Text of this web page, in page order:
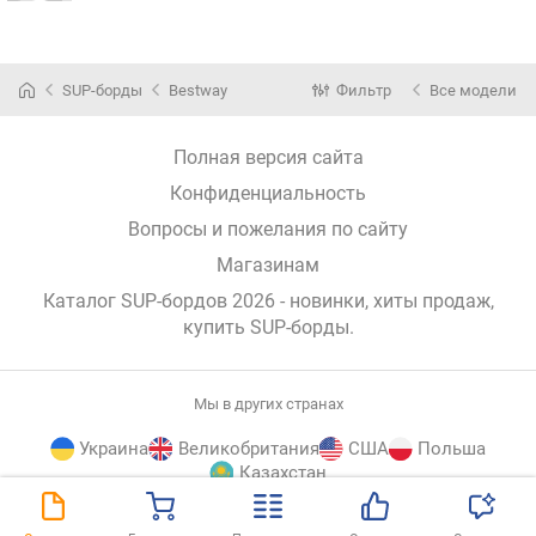
SUP-борды Bestway Фильтр Все модели
Полная версия сайта
Конфиденциальность
Вопросы и пожелания по сайту
Магазинам
Каталог SUP-бордов 2026 - новинки, хиты продаж,
купить SUP-борды.
Мы в других странах
Украина Великобритания США
Польша
Казахстан